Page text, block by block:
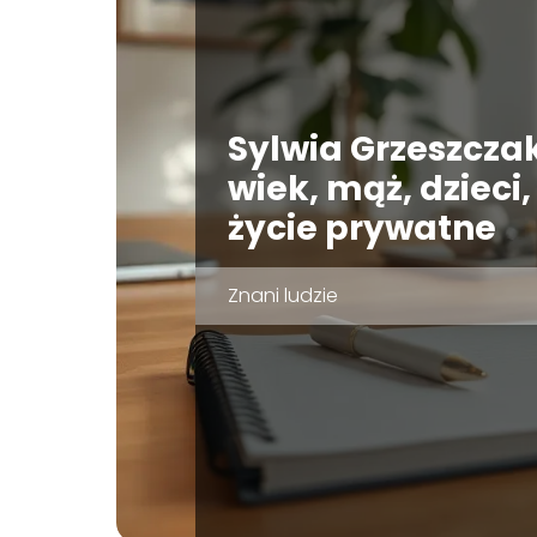
Sylwia
wiek, mąż, dzieci,
życie prywatne
Znani ludzie